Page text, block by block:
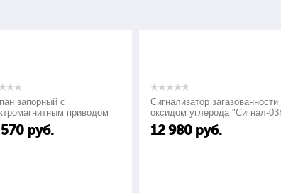
с
приводом
Сигнализатор загазованности
оксидом углерода "Сигнал-03К-
12 980 руб.